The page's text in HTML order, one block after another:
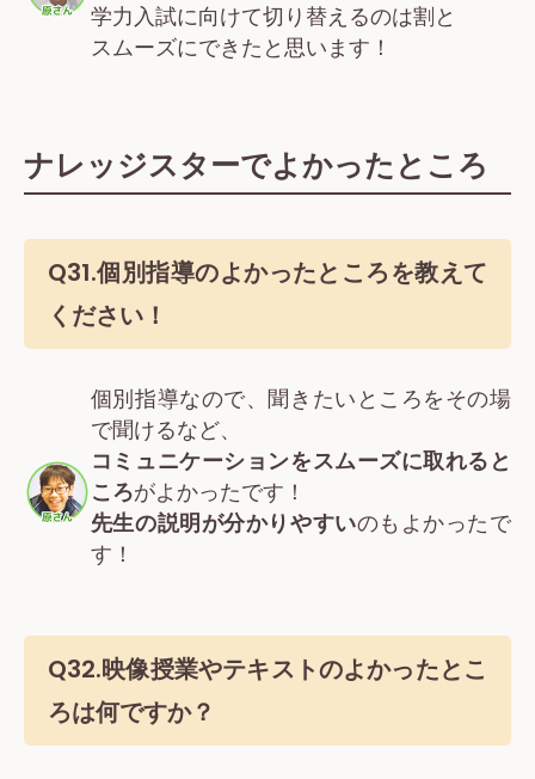
学力入試に向けて切り替えるのは割と
スムーズにできたと思います！
ナレッジスターでよかったところ
Q31.個別指導のよかったところを教えて
ください！
個別指導なので、聞きたいところをその場
で聞けるなど、
コミュニケーションをスムーズに取れると
ころがよかったです！
先生の説明が分かりやすいのもよかったで
す！
Q32.映像授業やテキストのよかったとこ
ろは何ですか？